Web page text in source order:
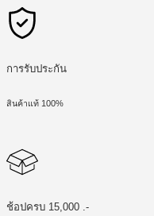
การรับประกัน
สินค้าแท้ 100%
ช้อปครบ 15,000 .-